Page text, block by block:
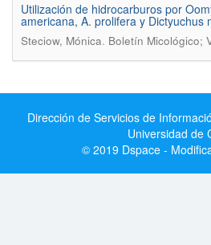
Utilización de hidrocarburos por
americana, A. prolifera y Dictyuchus
Steciow, Mónica. Boletín Micológico;
Dirección de Servicios de
Universidad de
© 2019 Dspace -